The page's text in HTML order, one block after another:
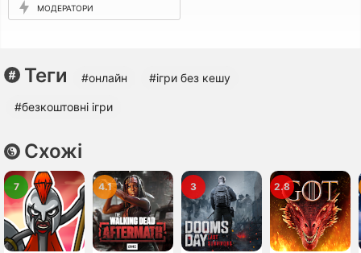
МОДЕРАТОРИ
Теги #онлайн #ігри без кешу
#безкоштовні ігри
Схожі
7 4.1 3 2.8